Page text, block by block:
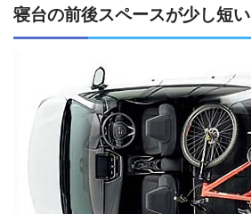
寝台の前後スペースが少し短い